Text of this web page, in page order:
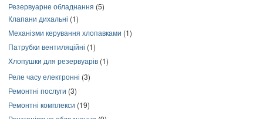
Резервуарне обладнання (5)
Клапани дихальні (1)
Механізми керування хлопавками (1)
Патрубки вентиляційні (1)
Хлопушки для резервуарів (1)
Реле часу електронні (3)
Ремонтні послуги (3)
Ремонтні комплекси (19)